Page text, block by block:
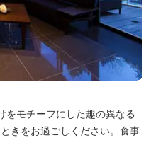
をモチーフにした趣の異なる
きをお過ごしください。食事